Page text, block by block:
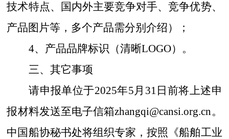
技术特点、国内外主要竞争对手、竞争优势、
产品图片等，多个产品需分别介绍）
；
4、产品品牌标识（清晰LOGO）。
三、其它事项
请申报单位于2025年5月 31 日前将上述申
报材料发送至电子信箱zhangqi@cansi.org.cn。
中国船协秘书处将组织专家 ，按照《船舶工业